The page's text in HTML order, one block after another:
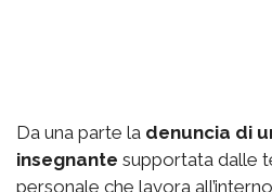
Da una parte la denuncia di
insegnante supportata dalle
personale che lavora